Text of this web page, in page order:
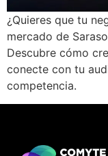
¿Quieres que tu
mercado de
Descubre cómo
conecte con tu
competencia.